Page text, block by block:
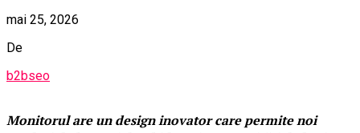
mai 25, 2026
De
b2bseo
Monitorul are un design inovator care permite noi